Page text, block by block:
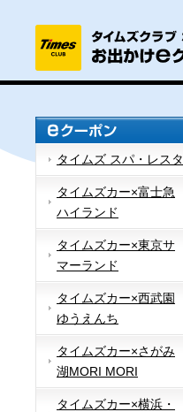
タイムズ スパ・レスタ
タイムズカー×富士急
ハイランド
タイムズカー×東京サ
マーランド
タイムズカー×西武園
ゆうえんち
タイムズカー×さがみ
湖MORI MORI
タイムズカー×横浜・